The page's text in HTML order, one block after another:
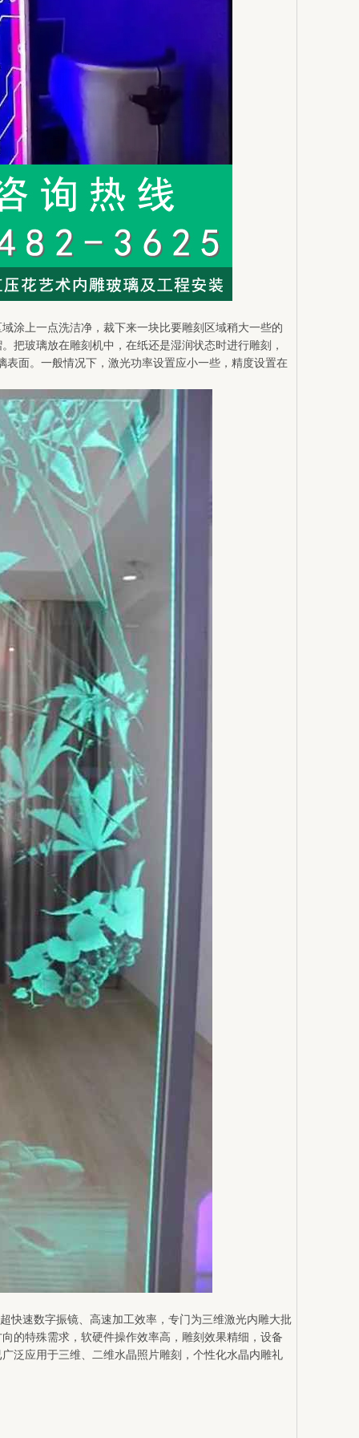
涂上一点洗洁净，裁下来一块比要雕刻区域稍大一些的
把玻璃放在雕刻机中，在纸还是湿润状态时进行雕刻，
面。一般情况下，激光功率设置应小一些，精度设置在
快速数字振镜、高速加工效率，专门为三维激光内雕大批
的特殊需求，软硬件操作效率高，雕刻效果精细，设备
泛应用于三维、二维水晶照片雕刻，个性化水晶内雕礼